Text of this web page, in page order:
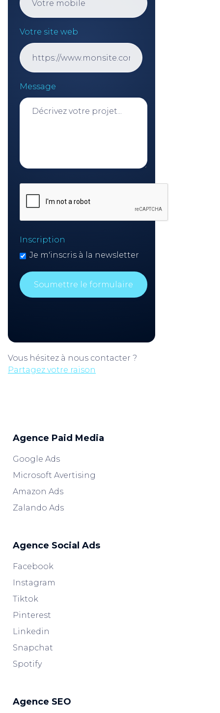
Votre site web
Message
Inscription
Je m'inscris à la newsletter
Vous hésitez à nous contacter ?
Partagez votre raison
Agence Paid Media
Google Ads
Microsoft Avertising
Amazon Ads
Zalando Ads
Agence Social Ads
Facebook
Instagram
Tiktok
Pinterest
Linkedin
Snapchat
Spotify
Agence SEO